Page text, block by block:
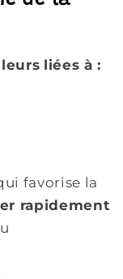
liées à :
favorise la
rapidement